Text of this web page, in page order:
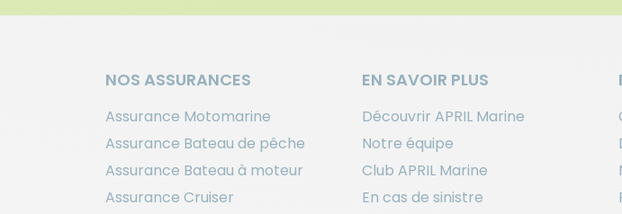
NOS ASSURANCES
Assurance Motomarine
Assurance Bateau de pêche
Assurance Bateau à moteur
Assurance Cruiser
EN SAVOIR PLUS
Découvrir APRIL Marine
Notre équipe
Club APRIL Marine
En cas de sinistre